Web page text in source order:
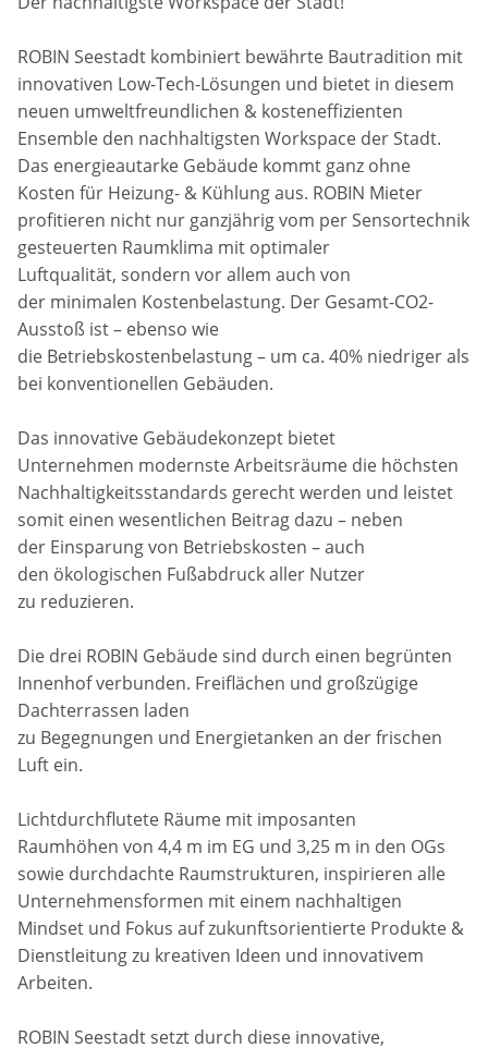
ROBIN Seestadt kombiniert bewährte Bautradition mit
innovativen Low-Tech-Lösungen und bietet in diesem
neuen umweltfreundlichen & kosteneffizienten
Ensemble den nachhaltigsten Workspace der Stadt.
Das energieautarke Gebäude kommt ganz ohne
Kosten für Heizung- & Kühlung aus. ROBIN Mieter
profitieren nicht nur ganzjährig vom per Sensortechnik
gesteuerten Raumklima mit optimaler
Luftqualität, sondern vor allem auch von
der minimalen Kostenbelastung. Der Gesamt-CO2-
Ausstoß ist – ebenso wie
die Betriebskostenbelastung – um ca. 40% niedriger als
bei konventionellen Gebäuden.
Das innovative Gebäudekonzept bietet
Unternehmen modernste Arbeitsräume die höchsten
Nachhaltigkeitsstandards gerecht werden und leistet
somit einen wesentlichen Beitrag dazu – neben
der Einsparung von Betriebskosten – auch
den ökologischen Fußabdruck aller Nutzer
zu reduzieren.
Die drei ROBIN Gebäude sind durch einen begrünten
Innenhof verbunden. Freiflächen und großzügige
Dachterrassen laden
zu Begegnungen und Energietanken an der frischen
Luft ein.
Lichtdurchflutete Räume mit imposanten
Raumhöhen von 4,4 m im EG und 3,25 m in den OGs
sowie durchdachte Raumstrukturen, inspirieren alle
Unternehmensformen mit einem nachhaltigen
Mindset und Fokus auf zukunftsorientierte Produkte &
Dienstleitung zu kreativen Ideen und innovativem
Arbeiten.
ROBIN Seestadt setzt durch diese innovative,